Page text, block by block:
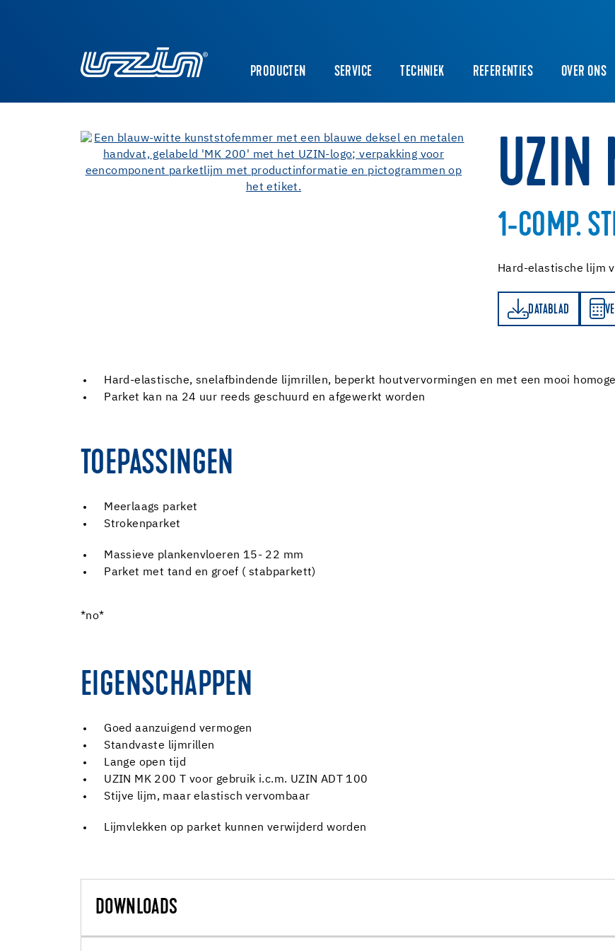
PRODUCTEN SERVICE TECHNIEK REFERENTIES OVER ONS
1-COMP.
Hard-elastische lijm
DATABLAD
VERBRUIKSBEREKENER
Hard-elastische, snelafbindende lijmrillen, beperkt houtvervormingen en met een mooi
Parket kan na 24 uur reeds geschuurd en afgewerkt worden
TOEPASSINGEN
Meerlaags parket
Strokenparket
Massieve plankenvloeren 15- 22 mm
Parket met tand en groef ( stabparkett)
*no*
EIGENSCHAPPEN
Goed aanzuigend vermogen
Standvaste lijmrillen
Lange open tijd
UZIN MK 200 T voor gebruik i.c.m. UZIN ADT 100
Stijve lijm, maar elastisch vervombaar
Lijmvlekken op parket kunnen verwijderd worden
DOWNLOADS